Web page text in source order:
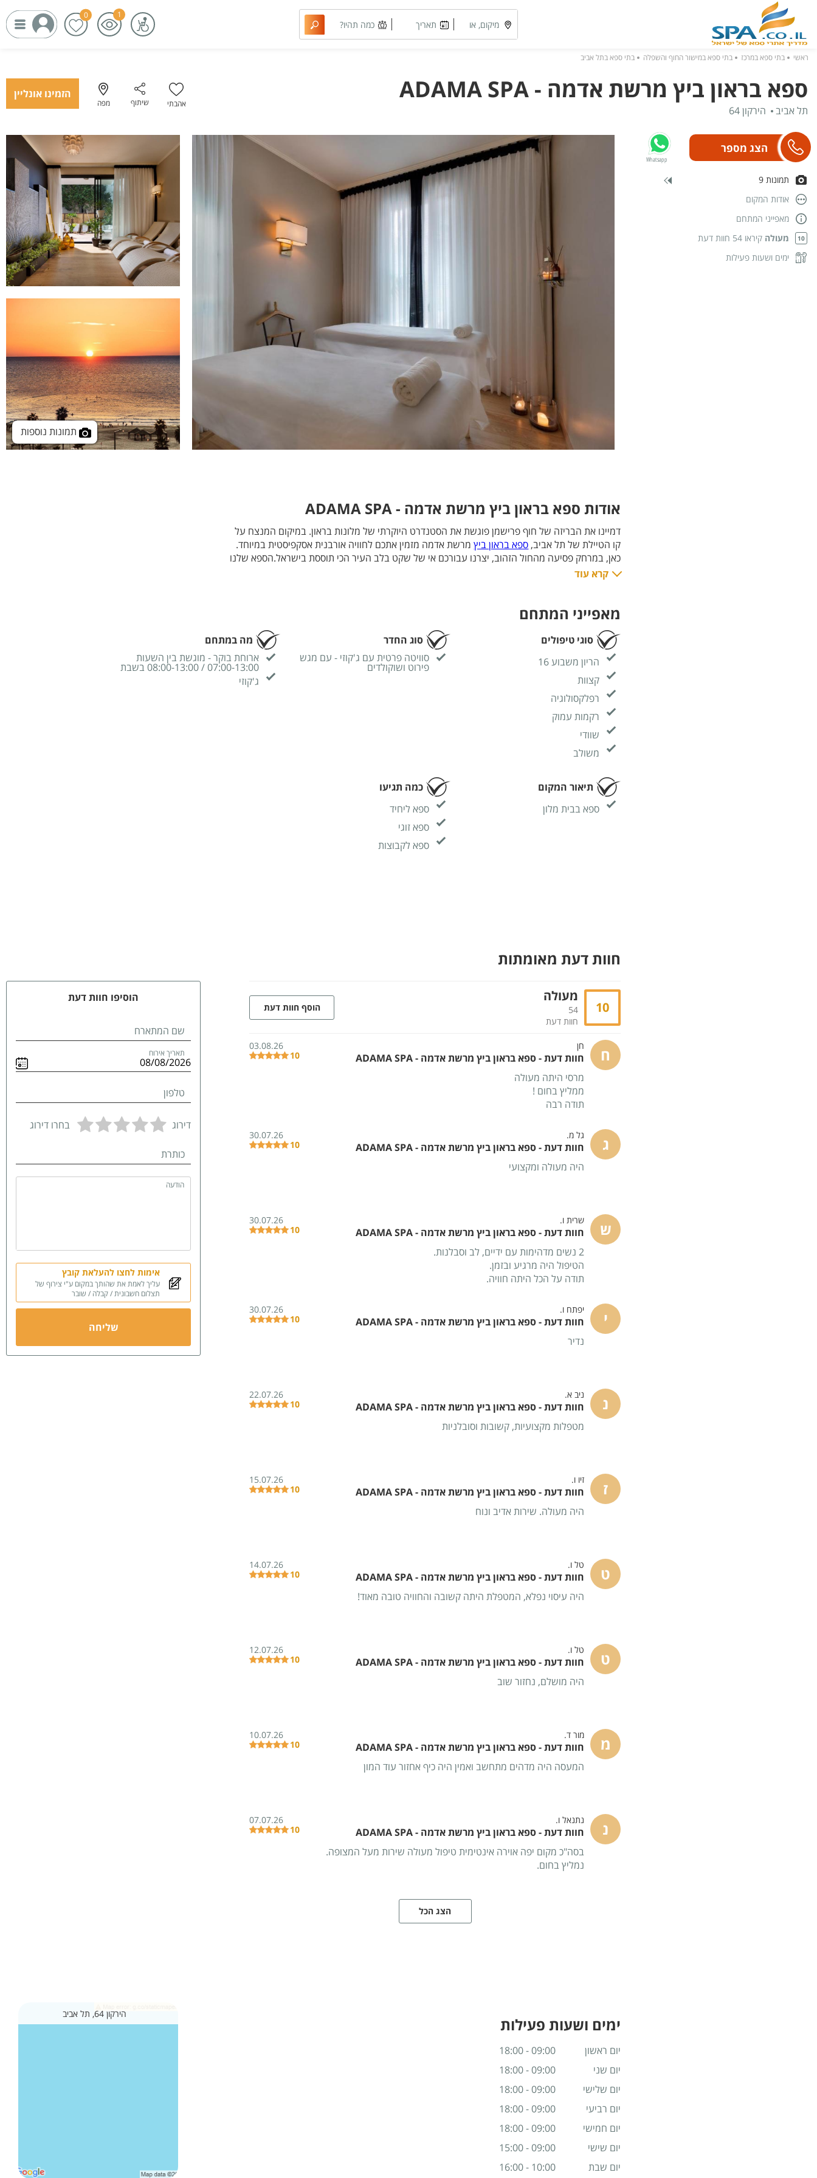
מיקום, או תאריך כמה תהיו?
ראשי בתי ספא במרכז בתי ספא במישור החוף והשפלה בתי ספא בתל אביב
ספא בראון ביץ מרשת אדמה - ADAMA SPA
תל אביב הירקון 64
Whatsapp
תמונות 9
אודות המקום
מאפייני המתחם
10 מעולה קיראו 54 חוות דעת
ימים ושעות פעילות
תמונות נוספות
אהבתי שיתוף מפה
הזמינו אונליין
אודות ספא בראון ביץ מרשת אדמה - ADAMA SPA
דמיינו את הבריזה של חוף פרישמן פוגשת את הסטנדרט היוקרתי של מלונות בראון. במיקום המנצח על
קו הטיילת של תל אביב, ספא בראון ביץמרשת אדמה מזמין אתכם לחוויה אורבנית אסקפיסטית במיוחד.
כאן, במרחק פסיעה מהחול הזהוב, יצרנו עבורכם אי של שקט בלב העיר הכי תוססת בישראל.הספא שלנו
ממשיך את הקו העיצובי והטרנדי של המלון, ומציע חווית בלתי נשכחת ברמה בינלאומית. בחדרי טיפולים
חופשה שמתחילה בשלווה ומסתיימת מול השקיעה.
קרא עוד
מאפייני המתחם
סוגי טיפולים
הריון משבוע 16
קצוות
רפלקסולוגיה
רקמות עמוק
שוודי
משולב
סוג החדר
סוויטה פרטית עם ג'קוזי - עם מגש
פירוט ושוקולדים
מה במתחם
ארוחת בוקר - מוגשת בין השעות
07:00-13:00 / 08:00-13:00 בשבת
ג'קוזי
תיאור המקום
ספא בבית מלון
כמה תגיעו
ספא ליחיד
ספא זוגי
ספא לקבוצות
חוות דעת מאומתות
הוסיפו חוות דעת
שם המתארח
תאריך אירוח
טלפון
דירוג בחרו דירוג
כותרת
הודעה
אימות לחצו להעלאת קובץ
עליך לאמת את שהותך במקום ע"י צירוף של
תצלום חשבונית / קבלה / שובר
שליחה
10
מעולה
54
חוות דעת
הוסף חוות דעת
ח חן
חוות דעת - ספא בראון ביץ מרשת אדמה - ADAMA SPA
03.08.26
10
מרסי היתה מעולה
ממליץ בחום !
תודה רבה
ג גל מ.
חוות דעת - ספא בראון ביץ מרשת אדמה - ADAMA SPA
30.07.26
10
היה מעולה ומקצועי
ש שרית ו.
חוות דעת - ספא בראון ביץ מרשת אדמה - ADAMA SPA
30.07.26
10
2 נשים מדהימות עם ידיים, לב וסבלנות.
הטיפול היה מרגיע ובזמן.
תודה על הכל היתה חוויה.
י יפתח ו.
חוות דעת - ספא בראון ביץ מרשת אדמה - ADAMA SPA
30.07.26
10
נדיר
נ ניב א.
חוות דעת - ספא בראון ביץ מרשת אדמה - ADAMA SPA
22.07.26
10
מטפלות מקצועיות, קשובות וסובלניות
ז זיו ו.
חוות דעת - ספא בראון ביץ מרשת אדמה - ADAMA SPA
15.07.26
10
היה מעולה. שירות אדיב ונוח
ט טל ו.
חוות דעת - ספא בראון ביץ מרשת אדמה - ADAMA SPA
14.07.26
10
היה עיסוי נפלא, המטפלת היתה קשובה והחוויה טובה מאוד!
ט טל ו.
חוות דעת - ספא בראון ביץ מרשת אדמה - ADAMA SPA
12.07.26
10
היה מושלם, נחזור שוב
מ מור ד.
חוות דעת - ספא בראון ביץ מרשת אדמה - ADAMA SPA
10.07.26
10
המעסה היה מדהים מתחשב ואמין היה כיף אחזור עוד המון
נ נתנאל ו.
חוות דעת - ספא בראון ביץ מרשת אדמה - ADAMA SPA
07.07.26
10
בסה"כ מקום יפה אוירה אינטימית טיפול מעולה שירות מעל המצופה.
נמליץ בחום.
הצג הכל
ימים ושעות פעילות
יום ראשון
09:00 - 18:00
יום שני
09:00 - 18:00
יום שלישי
09:00 - 18:00
יום רביעי
09:00 - 18:00
יום חמישי
09:00 - 18:00
יום שישי
09:00 - 15:00
יום שבת
10:00 - 16:00
הירקון 64, תל אביב